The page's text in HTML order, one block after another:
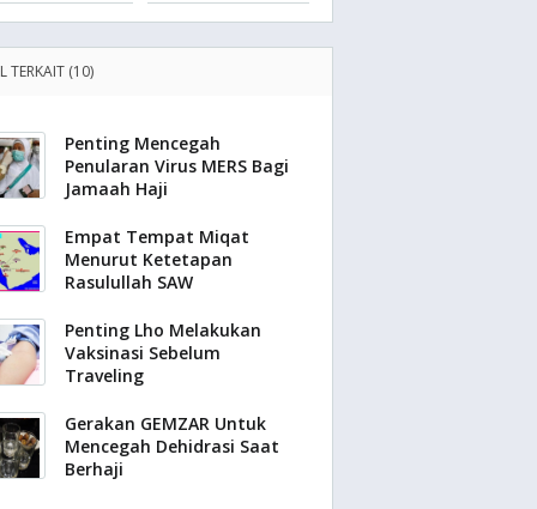
TERKAIT (10)
Penting Mencegah
Penularan Virus MERS Bagi
Jamaah Haji
Empat Tempat Miqat
Menurut Ketetapan
Rasulullah SAW
Penting Lho Melakukan
Vaksinasi Sebelum
Traveling
Gerakan GEMZAR Untuk
Mencegah Dehidrasi Saat
Berhaji